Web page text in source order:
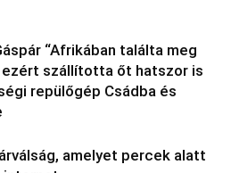
“Afrikában találta meg
ezért szállította őt hatszor is
repülőgép Csádba és
amelyet percek alatt